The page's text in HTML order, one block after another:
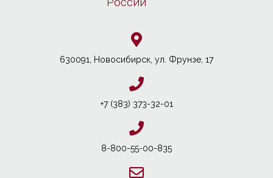
630091, Новосибирcк, ул. Фрунзе, 17
+7 (383) 373-32-01
8-800-55-00-835